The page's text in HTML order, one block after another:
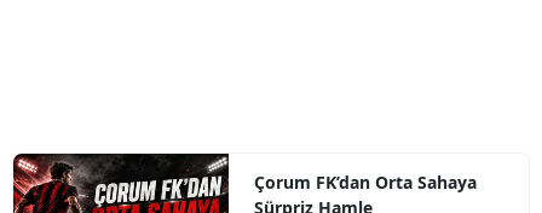
Çorum FK’dan Orta Sahaya
Sürpriz Hamle